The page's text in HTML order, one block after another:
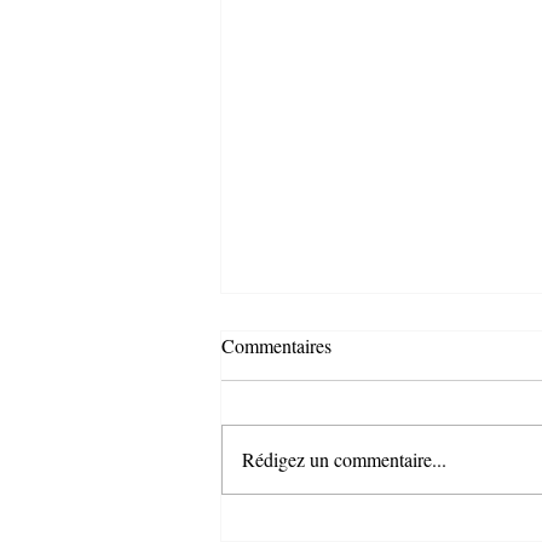
Si l'USSP m'était contée...
Commentaires
Rédigez un commentaire...